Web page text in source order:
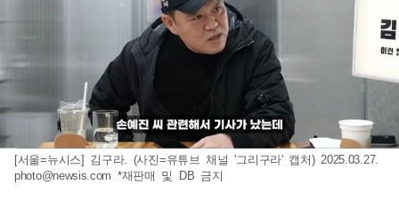
[서울=뉴시스] 김구라. (사진=유튜브 채널 '그리구라' 캡처) 2025.03.27.
photo@newsis.com *재판매 및 DB 금지